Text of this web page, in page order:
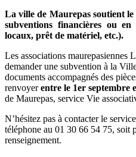
La ville de Maurepas soutient
subventions financières ou
locaux, prêt de matériel, etc.).
Les associations maurepasiennes
demander une subvention à la
documents accompagnés des
renvoyerentre le 1er septembre
de Maurepas, service Vie
N’hésitez pas à contacter le
téléphone au 01 30 66 54 75, soit
renseignement.